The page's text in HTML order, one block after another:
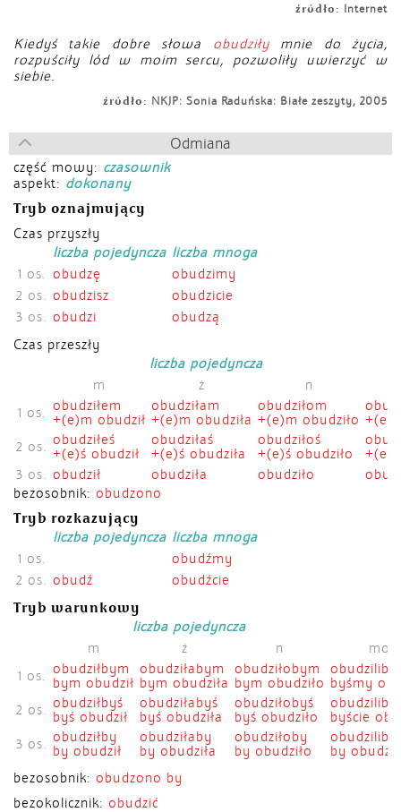
źródło: Internet
Kiedyś takie dobre słowa obudziłymnie do życia,
rozpuściły lód w moim sercu, pozwoliły uwierzyć w
siebie.
źródło: NKJP: Sonia Raduńska: Białe zeszyty, 2005
Odmiana
część mowy: czasownik
aspekt: dokonany
Tryb oznajmujący
Czas przyszły
liczba pojedyncza liczba mnoga
1 os. obudzę
obudzimy
2 os. obudzisz
obudzicie
3 os. obudzi
obudzą
Czas przeszły
liczba pojedyncza
m
ż
n
1 os. obudziłem
+(e)m obudził
obudziłam
+(e)m obudziła
obudziłom
+(e)m obudziło
2 os. obudziłeś
+(e)ś obudził
obudziłaś
+(e)ś obudziła
obudziłoś
+(e)ś obudziło
3 os. obudził obudziła obudziło
bezosobnik: obudzono
Tryb rozkazujący
liczba pojedyncza liczba mnoga
1 os.
obudźmy
2 os. obudź obudźcie
Tryb warunkowy
liczba pojedyncza
m
ż n
mo
1 os. obudziłbym
bym obudził
obudziłabym
bym obudziła
obudziłobym
bym obudziło byśmy
2 os. obudziłbyś
byś obudził
obudziłabyś
byś obudziła
obudziłobyś
byś obudziło
byście
3 os. obudziłby
by obudził
obudziłaby
by obudziła
obudziłoby
by obudziło
obudziliby
by obudzili
bezosobnik: obudzono by
bezokolicznik: obudzić